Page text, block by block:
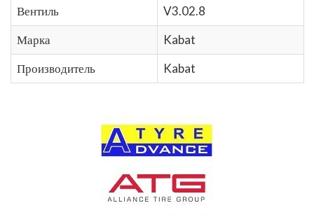
Вентиль
V3.02.8
Марка
Kabat
Производитель
Kabat